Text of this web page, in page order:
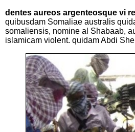
dentes aureos argenteosque vi
quibusdam Somaliae australis
somaliensis, nomine al Shabaab,
islamicam violent. quidam Abdi